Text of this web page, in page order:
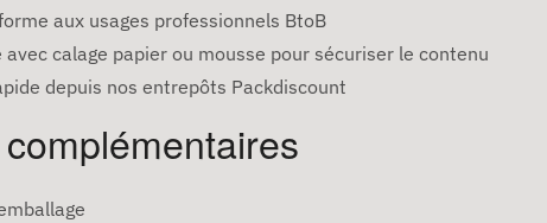
aux usages professionnels BtoB
avec calage papier ou mousse pour sécuriser le contenu
depuis nos entrepôts Packdiscount